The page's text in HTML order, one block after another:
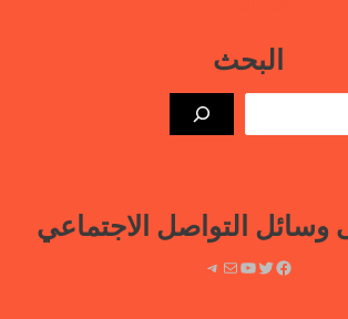
البحث
وسائل التواصل الاجتماعي
فيسبوك تويتر يوتيوب بريد تيليجرام